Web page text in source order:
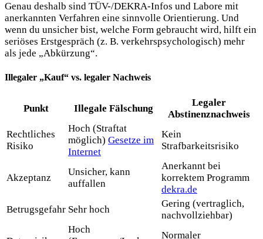
Genau deshalb sind TÜV-/DEKRA-Infos und Labore mit
anerkannten Verfahren eine sinnvolle Orientierung. Und
wenn du unsicher bist, welche Form gebraucht wird, hilft ein
seriöses Erstgespräch (z. B. verkehrspsychologisch) mehr
als jede „Abkürzung“.
Illegaler „Kauf“ vs. legaler Nachweis
Punkt Illegale Fälschung
Legaler
Abstinenznachweis
Rechtliches
Risiko
Hoch (Straftat
möglich) Gesetze im
Internet
Kein
Strafbarkeitsrisiko
Akzeptanz
Unsicher, kann
auffallen
Anerkannt bei
korrektem Programm
dekra.de
Betrugsgefahr Sehr hoch
Gering (vertraglich,
nachvollziehbar)
Hoch
Normaler